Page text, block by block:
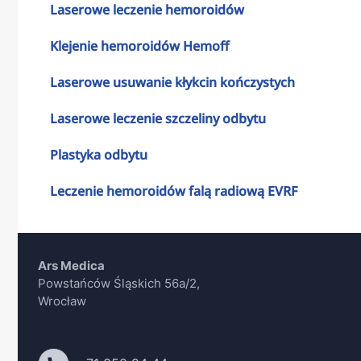
Laserowe leczenie hemoroidów
Klejenie hemoroidów Hemoff
Laserowe usuwanie kłykcin kończystych
Laserowe leczenie szczeliny odbytu
Plastyka odbytu
Leczenie hemoroidów falą radiową EVRF
Ars Medica
Powstańców Śląskich 56a/2,
Wrocław